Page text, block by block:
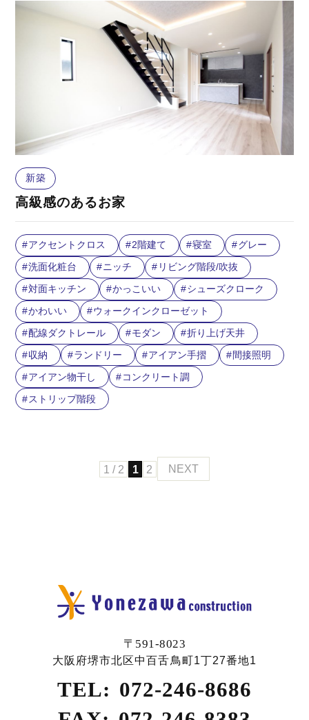
新築
高級感のあるお家
アクセントクロス 2階建て 寝室
グレー
洗面化粧台
ニッチ
リビング階段/吹抜
対面キッチン
かっこいい
シューズクローク
かわいい
ウォークインクローゼット
配線ダクトレール
モダン
折り上げ天井
収納
ランドリー アイアン手摺
間接照明
アイアン物干し
コンクリート調
ストリップ階段
1 / 2 1 2 NEXT
〒591-8023
大阪府堺市北区中百舌鳥町1丁27番地1
TEL: 072-246-8686